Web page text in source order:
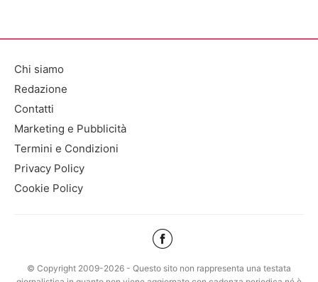
Chi siamo
Redazione
Contatti
Marketing e Pubblicità
Termini e Condizioni
Privacy Policy
Cookie Policy
© Copyright 2009-2026 - Questo sito non rappresenta una testata